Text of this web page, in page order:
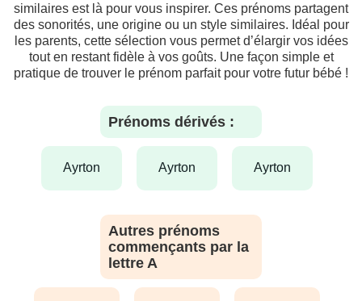
similaires est là pour vous inspirer. Ces prénoms partagent
des sonorités, une origine ou un style similaires. Idéal pour
les parents, cette sélection vous permet d’élargir vos idées
tout en restant fidèle à vos goûts. Une façon simple et
pratique de trouver le prénom parfait pour votre futur bébé !
Prénoms dérivés :
ayrton ayrton ayrton
Autres prénoms
commençants par la
lettre A